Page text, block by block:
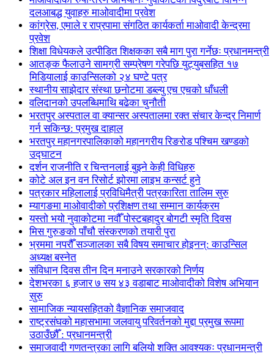
दलआबद्ध युवाहरु माओवादीमा प्रवेश
कांग्रेस, एमाले र राप्रपामा संगठित कार्यकर्ता माओवादी केन्द्रमा
प्रवेश
शिक्षा विधेयकले उत्पीडित शिक्षकका सबै माग पुरा गर्नेछः प्रधानमन्त्री
आतङ्क फैलाउने सामग्री सम्प्रेषण गरेपछि युट्युबसहित १७
मिडियालाई काउन्सिलको २४ घण्टे पत्र
स्थानीय साझेदार संस्था छनोटमा डब्ल्यु एच एचको धाँधली
वलिदानको उपलब्धिमाथि बढेका चुनौती
भरतपुर अस्पताल वा क्यान्सर अस्पतालमा रक्त संचार केन्द्र निमार्ण
गर्न सकिन्छ: प्रमुख दाहाल
भरतपुर महानगरपालिकाको महानगरीय रिङरोड पश्चिम खण्डको
उद्घाटन
दर्शन राजनीति र चिन्तनलाई बुझ्ने केही विधिहरु
कोटे अल इन वन रिसोर्ट झोरमा लाइभ कन्सर्ट हुने
पत्रकार महिलालाई प्रविधिमैत्री पत्रकारिता तालिम सुरु
म्यागङमा माओवादीको प्रशिक्षण तथा सम्मान कार्यक्रम
यस्तो भयो नुवाकोटमा नवौँ पोस्टबहादुर बोगटी स्मृति दिवस
मिस गुरुङको पाँचौ संस्करणको तयारी पुरा
भ्रममा नपरौँ सञ्जालका सबै विषय समाचार होइनन्: काउन्सिल
अध्यक्ष बस्नेत
संविधान दिवस तीन दिन मनाउने सरकारको निर्णय
देशभरका ६ हजार ७ सय ४३ वडाबाट माओवादीको विशेष अभियान
सुरु
सामाजिक न्यायसहितको वैज्ञानिक समाजवाद
राष्ट्रसंघको महासभामा जलवायु परिवर्तनको मुद्दा प्रमुख रूपमा
उठाउँछौँ : प्रधानमन्त्री
समाजवादी गणतन्त्रका लागि बलियो शक्ति आवश्यकः प्रधानमन्त्री